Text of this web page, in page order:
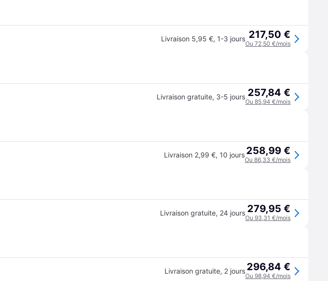
Livraison 5,95 €, 1-3 jours 217,50 €
Ou 72,50 €/mois
Livraison gratuite, 3-5 jours 257,84 €
Ou 85,94 €/mois
Livraison 2,99 €, 10 jours 258,99 €
Ou 86,33 €/mois
Livraison gratuite, 24 jours 279,95 €
Ou 93,31 €/mois
Livraison gratuite, 2 jours 296,84 €
Ou 98,94 €/mois